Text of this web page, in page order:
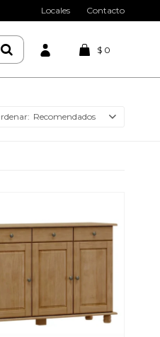
$ 0
Locales Contacto
Recomendados